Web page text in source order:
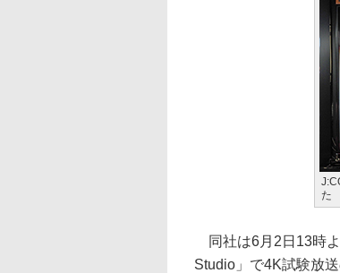
た
同社は6月2日13時
Studio」で4K試験放